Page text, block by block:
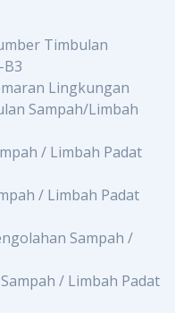
Timbulan
Lingkungan
Sampah/Limbah
/ Limbah Padat
/ Limbah Padat
Sampah /
/ Limbah Padat